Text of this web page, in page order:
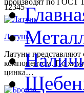
Латунь
Латуни
компонентом. По
цинка…
12345